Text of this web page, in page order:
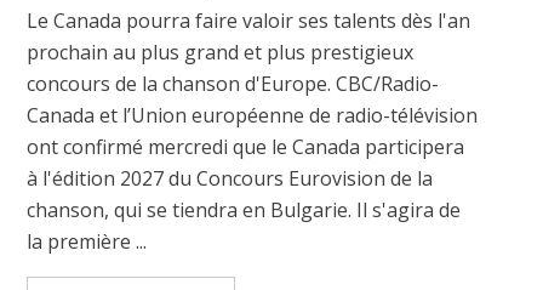
Le Canada pourra faire valoir ses talents dès l'an
prochain au plus grand et plus prestigieux
concours de la chanson d'Europe. CBC/Radio-
Canada et l’Union européenne de radio-télévision
ont confirmé mercredi que le Canada participera
à l'édition 2027 du Concours Eurovision de la
chanson, qui se tiendra en Bulgarie. Il s'agira de
la première ...